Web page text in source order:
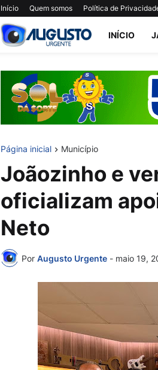
Início Quem somos Política de
INÍCIO
Página inicial Município
Joãozinho e
oficializam
Neto
Por Augusto Urgente - maio 19,